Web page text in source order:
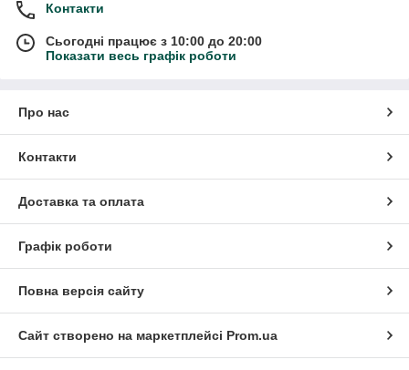
Контакти
Сьогодні працює з 10:00 до 20:00
Показати весь графік роботи
Про нас
Контакти
Доставка та оплата
Графік роботи
Повна версія сайту
Сайт створено на маркетплейсі Prom.ua